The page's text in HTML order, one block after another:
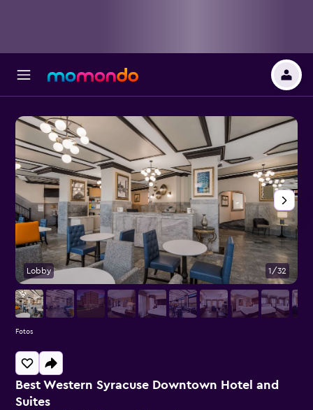
Best Western Syracuse Downtown Hotel and
Suites
Lobby 1/32
Fotos